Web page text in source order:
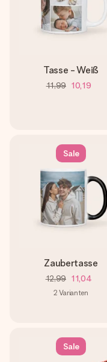
Tasse - Weiß
11,99 10,19
Sale
Zaubertasse
12,99 11,04
2 Varianten
Sale